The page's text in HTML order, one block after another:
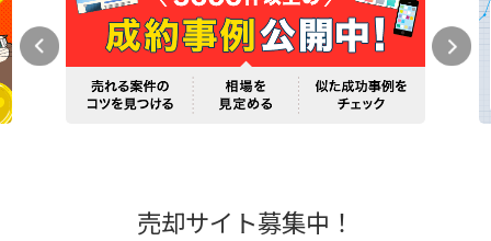
売却サイト募集中！